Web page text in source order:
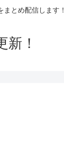
とめ配信します！
新！